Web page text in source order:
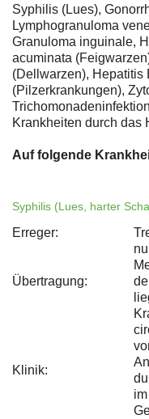
Syphilis (Lues),
Lymphogranuloma
Granuloma inguinale,
acuminata
(Dellwarzen), Hepatitis
(Pilzerkrankungen),
Krankheiten durch das
Auf folgende
Syphilis (Lues, harter
Erreger:
Übertragung:
Klinik: